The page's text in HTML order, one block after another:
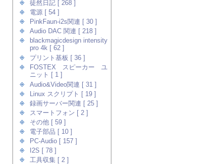
徒然日記 [ 268 ]
電源 [ 54 ]
PinkFaun-i2s関連 [ 30 ]
Audio DAC 関連 [ 218 ]
blackmagicdesign intensity
pro 4k [ 62 ]
プリント基板 [ 36 ]
FOSTEX スピーカー ユ
ニット [ 1 ]
Audio&Video関連 [ 31 ]
Linux スクリプト [ 19 ]
録画サーバー関連 [ 25 ]
スマートフォン [ 2 ]
その他 [ 59 ]
電子部品 [ 10 ]
PC-Audio [ 157 ]
I2S [ 78 ]
工具収集 [ 2 ]